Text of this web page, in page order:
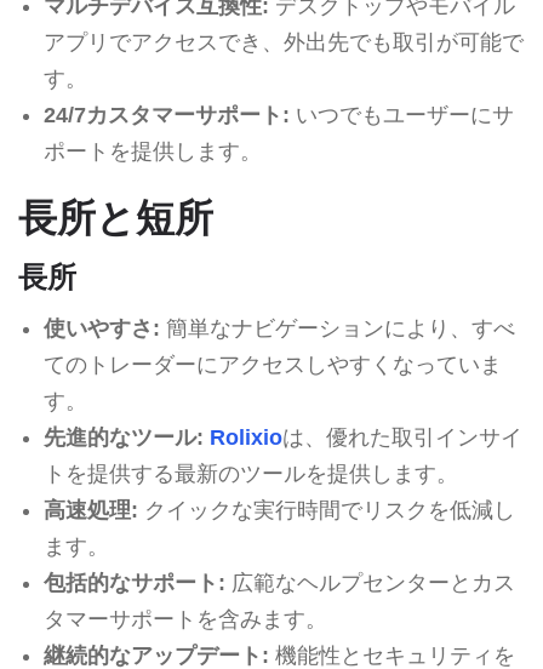
マルチデバイス互換性: デスクトップやモバイル
アプリでアクセスでき、外出先でも取引が可能で
す。
24/7カスタマーサポート: いつでもユーザーにサ
ポートを提供します。
長所と短所
長所
使いやすさ: 簡単なナビゲーションにより、すべ
てのトレーダーにアクセスしやすくなっていま
す。
先進的なツール: Rolixioは、優れた取引インサイ
トを提供する最新のツールを提供します。
高速処理: クイックな実行時間でリスクを低減し
ます。
包括的なサポート: 広範なヘルプセンターとカス
タマーサポートを含みます。
継続的なアップデート: 機能性とセキュリティを